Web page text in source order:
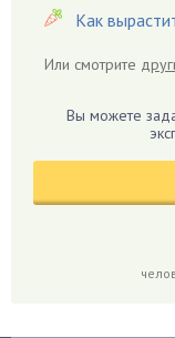
Герань
Гиппеаструм
Годжи
Как
Или смотрите
Вы можете